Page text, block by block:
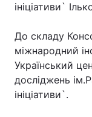
ініціативи`
До складу
міжнародний
Український
досліджень
ініціативи`.